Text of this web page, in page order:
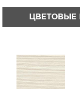
ЦВЕТОВЫЕ